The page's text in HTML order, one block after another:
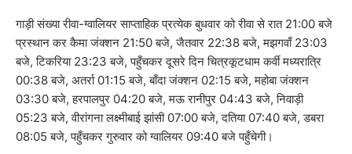
गाड़ी संख्या रीवा-ग्वालियर साप्ताहिक प्रत्येक बुधवार को रीवा से रात 21:00 बजे
प्रस्थान कर कैमा जंक्शन 21:50 बजे, जैतवार 22:38 बजे, मझगवाँ 23:03
बजे, टिकरिया 23:23 बजे, पहुँचकर दूसरे दिन चित्रकूटधाम कर्वी मध्यरात्रि
00:38 बजे, अतर्रा 01:15 बजे, बाँदा जंक्शन 02:15 बजे, महोबा जंक्शन
03:30 बजे, हरपालपुर 04:20 बजे, मऊ रानीपुर 04:43 बजे, निवाड़ी
05:23 बजे, वीरांगना लक्ष्मीबाई झांसी 07:00 बजे, दतिया 07:40 बजे, डबरा
08:05 बजे, पहुँचकर गुरुवार को ग्वालियर 09:40 बजे पहुँचेगी।